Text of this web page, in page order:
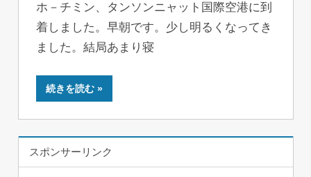
ホ－チミン、タンソンニャット国際空港に到
着しました。早朝です。少し明るくなってき
ました。結局あまり寝
続きを読む
スポンサーリンク